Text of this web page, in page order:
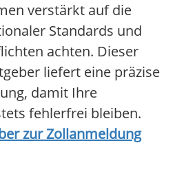
verstärkt auf die
Standards und
achten. Dieser
liefert eine präzise
damit Ihre
fehlerfrei bleiben.
zur Zollanmeldung